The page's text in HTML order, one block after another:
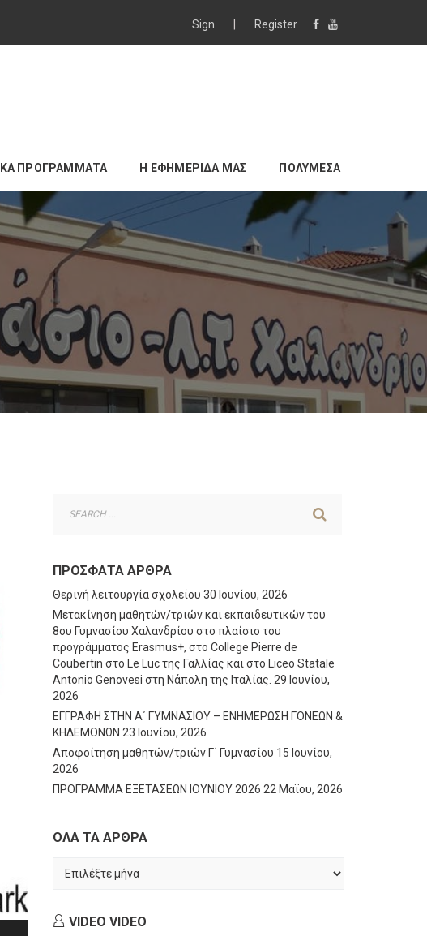
Sign Register
ΠΡΟΓΡΑΜΜΑΤΑ Η ΕΦΗΜΕΡΙΔΑ ΜΑΣ ΠΟΛΥΜΕΣΑ
ΠΡΌΣΦΑΤΑ ΆΡΘΡΑ
Θερινή λειτουργία σχολείου 30 Ιουνίου, 2026
Μετακίνηση μαθητών/τριών και εκπαιδευτικών του
8ου Γυμνασίου Χαλανδρίου στο πλαίσιο του
προγράμματος Erasmus+, στο College Pierre de
Coubertin στο Le Luc της Γαλλίας και στο Liceo Statale
Antonio Genovesi στη Νάπολη της Ιταλίας. 29 Ιουνίου,
2026
ΕΓΓΡΑΦΗ ΣΤΗΝ Α΄ ΓΥΜΝΑΣΙΟΥ – ΕΝΗΜΕΡΩΣΗ ΓΟΝΕΩΝ &
ΚΗΔΕΜΟΝΩΝ 23 Ιουνίου, 2026
Αποφοίτηση μαθητών/τριών Γ΄ Γυμνασίου 15 Ιουνίου,
2026
ΠΡΟΓΡΑΜΜΑ ΕΞΕΤΑΣΕΩΝ ΙΟΥΝΙΟΥ 2026 22 Μαΐου, 2026
ΟΛΑ ΤΑ ΑΡΘΡΑ
ΤΑ
VIDEO VIDEO